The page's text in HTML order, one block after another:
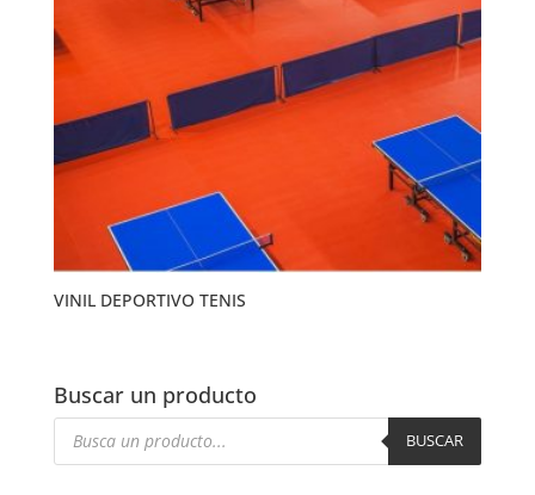
VINIL DEPORTIVO TENIS
Buscar un producto
Búsqueda
BUSCAR